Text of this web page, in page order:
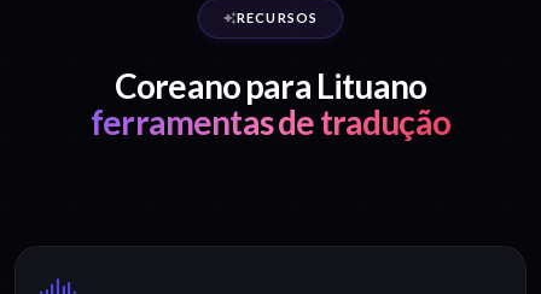
RECURSOS
Coreano para Lituano
ferramentas de tradução